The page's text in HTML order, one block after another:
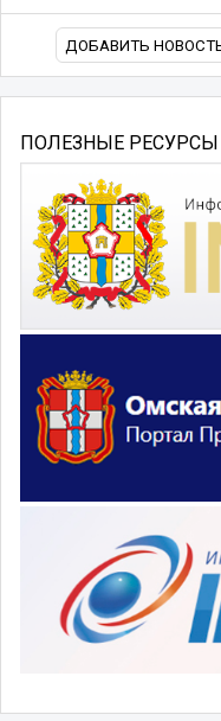
ДОБАВИТЬ
ПОЛЕЗНЫЕ РЕСУРСЫ